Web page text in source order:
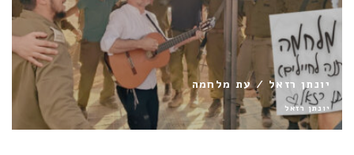
יערה / ימינה שמאלה
יערה